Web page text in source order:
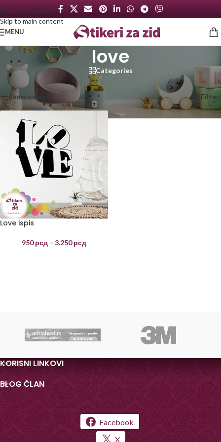
Skip to navigation
Skip to main content
MENU
love
Categories
Početna
Proizvod označen „love“ Prikazan jedan rezultat
Show sidebar Filteri
Love ispis
950рсд – 3.250рсд
KORISNI LINKOVI
BLOG ČLAN
Facebook
X